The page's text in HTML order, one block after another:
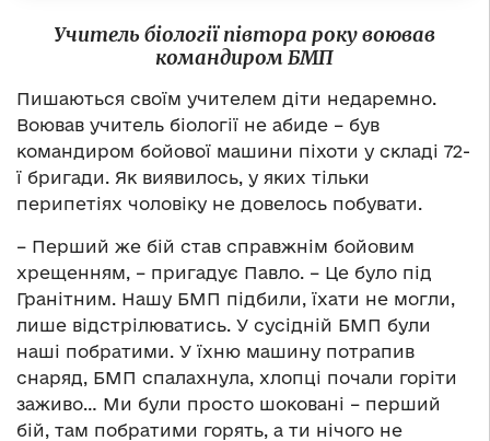
Учитель біології півтора року воював
командиром БМП
Пишаються своїм учителем діти недаремно.
Воював учитель біології не абиде – був
командиром бойової машини піхоти у складі 72-
ї бригади. Як виявилось, у яких тільки
перипетіях чоловіку не довелось побувати.
– Перший же бій став справжнім бойовим
хрещенням, – пригадує Павло. – Це було під
Гранітним. Нашу БМП підбили, їхати не могли,
лише відстрілюватись. У сусідній БМП були
наші побратими. У їхню машину потрапив
снаряд, БМП спалахнула, хлопці почали горіти
заживо… Ми були просто шоковані – перший
бій, там побратими горять, а ти нічого не